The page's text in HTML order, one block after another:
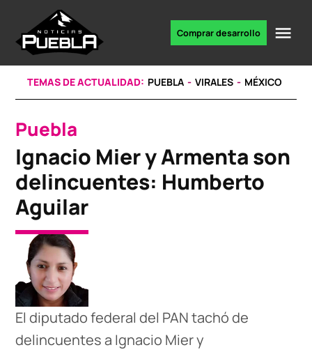
content
noticias
Comprar desarrollo
TEMAS DE ACTUALIDAD: PUEBLA VIRALES MÉXICO
POSTED
IN
Puebla
Ignacio Mier y Armenta son
delincuentes: Humberto
Aguilar
El diputado federal del PAN tachó de
delincuentes a Ignacio Mier y